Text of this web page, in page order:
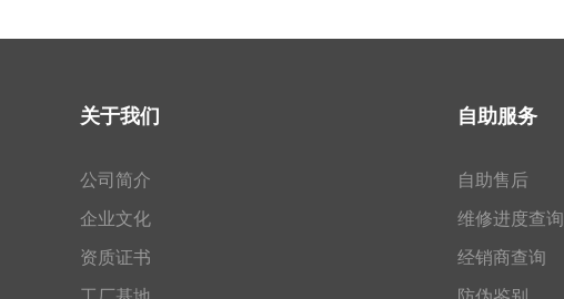
关于我们
公司简介
企业文化
资质证书
自助服务
自助售后
维修进度查询
经销商查询